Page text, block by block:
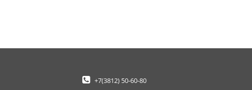
+7(3812)50-60-80